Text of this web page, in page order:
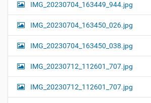
IMG_20230704_163449_944.jpg
IMG_20230704_163450_026.jpg
IMG_20230704_163450_038.jpg
IMG_20230712_112601_707.jpg
IMG_20230712_112601_707.jpg